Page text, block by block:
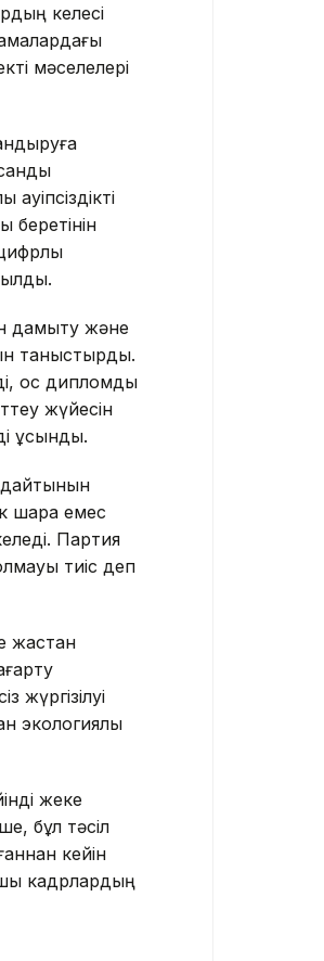
келесі
мәселелері
беретінін
дамыту және
таныстырды.
қос дипломды
жүйесін
ұсынды.
шара емес
Партия
тиіс деп
жастан
жүргізілуі
экологиялық
жеке
бұл тәсіл
кейін
кадрлардың